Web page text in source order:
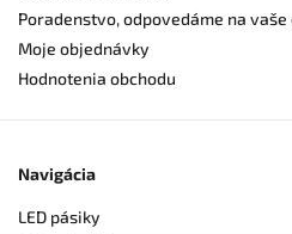
Poradenstvo, odpovedáme na vaše
Moje objednávky
Hodnotenia obchodu
Navigácia
LED pásiky